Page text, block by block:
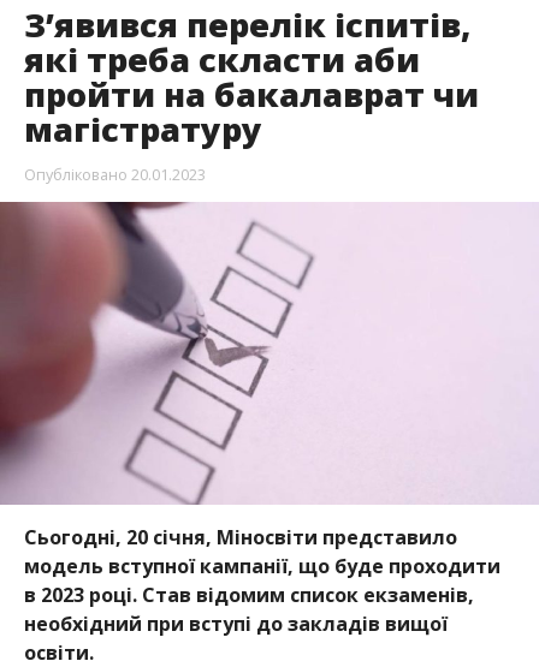
З’явився перелік іспитів,
які треба скласти аби
пройти на бакалаврат чи
магістратуру
Опубліковано 20.01.2023
Сьогодні, 20 січня, Міносвіти представило
модель вступної кампанії, що буде проходити
в 2023 році. Став відомим список екзаменів,
необхідний при вступі до закладів вищої
освіти.